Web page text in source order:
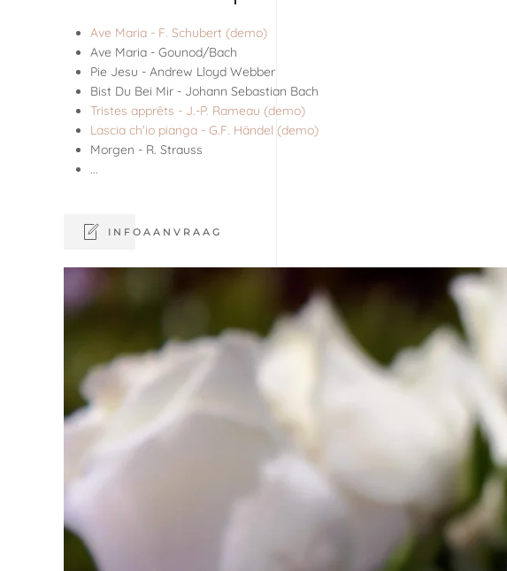
Ave Maria - F. Schubert (demo)
Ave Maria - Gounod/Bach
Pie Jesu - Andrew Lloyd Webber
Bist Du Bei Mir - Johann Sebastian Bach
Tristes apprêts - J.-P. Rameau (demo)
Lascia ch'io pianga - G.F. Händel (demo)
Morgen - R. Strauss
...
INFOAANVRAAG